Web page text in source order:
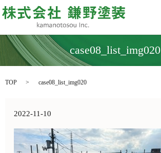
case08_list_img020
TOP case08_list_img020
2022-11-10